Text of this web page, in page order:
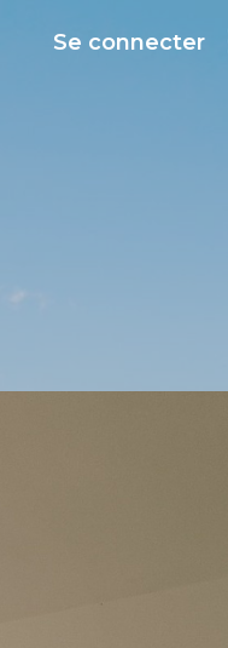
Se connecter